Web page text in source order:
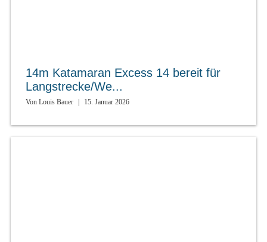
14m Katamaran Excess 14 bereit für
Langstrecke/We...
Von Louis Bauer 15. Januar 2026